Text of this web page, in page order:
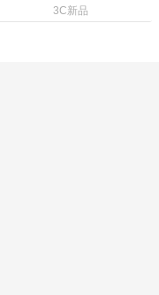
1.6%
3C新品